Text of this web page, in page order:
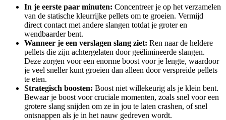
In je eerste paar minuten: Concentreer je op het verzamelen
van de statische kleurrijke pellets om te groeien. Vermijd
direct contact met andere slangen totdat je groter en
wendbaarder bent.
Wanneer je een verslagen slang ziet: Ren naar de heldere
pellets die zijn achtergelaten door geëlimineerde slangen.
Deze zorgen voor een enorme boost voor je lengte, waardoor
je veel sneller kunt groeien dan alleen door verspreide pellets
te eten.
Strategisch boosten: Boost niet willekeurig als je klein bent.
Bewaar je boost voor cruciale momenten, zoals snel voor een
grotere slang snijden om ze in jou te laten crashen, of snel
ontsnappen als je in het nauw gedreven wordt.